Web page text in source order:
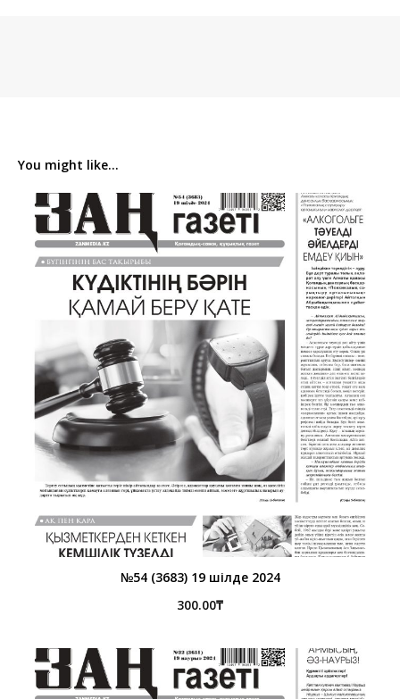
You might like...
№54 (3683) 19 шілде 2024
300.00₸